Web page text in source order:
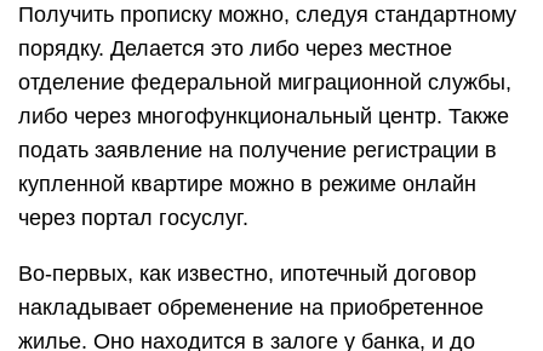
Получить прописку можно, следуя стандартному
порядку. Делается это либо через местное
отделение федеральной миграционной службы,
либо через многофункциональный центр. Также
подать заявление на получение регистрации в
купленной квартире можно в режиме онлайн
через портал госуслуг.
Во-первых, как известно, ипотечный договор
накладывает обременение на приобретенное
жилье. Оно находится в залоге у банка, и до